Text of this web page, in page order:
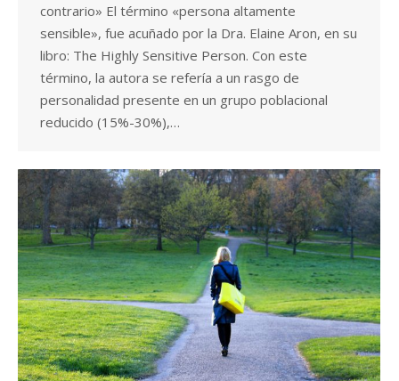
contrario» El término «persona altamente
sensible», fue acuñado por la Dra. Elaine Aron, en su
libro: The Highly Sensitive Person. Con este
término, la autora se refería a un rasgo de
personalidad presente en un grupo poblacional
reducido (15%-30%),…